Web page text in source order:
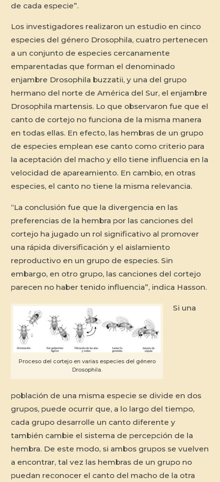
de cada especie”.
Los investigadores realizaron un estudio en cinco
especies del género Drosophila, cuatro pertenecen
a un conjunto de especies cercanamente
emparentadas que forman el denominado
enjambre Drosophila buzzatii, y una del grupo
hermano del norte de América del Sur, el enjambre
Drosophila martensis. Lo que observaron fue que el
canto de cortejo no funciona de la misma manera
en todas ellas. En efecto, las hembras de un grupo
de especies emplean ese canto como criterio para
la aceptación del macho y ello tiene influencia en la
velocidad de apareamiento. En cambio, en otras
especies, el canto no tiene la misma relevancia.
“La conclusión fue que la divergencia en las
preferencias de la hembra por las canciones del
cortejo ha jugado un rol significativo al promover
una rápida diversificación y el aislamiento
reproductivo en un grupo de especies. Sin
embargo, en otro grupo, las canciones del cortejo
parecen no haber tenido influencia”, indica Hasson.
Proceso del cortejo en varias especies del género
Drosophila.
Si una
población de una misma especie se divide en dos
grupos, puede ocurrir que, a lo largo del tiempo,
cada grupo desarrolle un canto diferente y
también cambie el sistema de percepción de la
hembra. De este modo, si ambos grupos se vuelven
a encontrar, tal vez las hembras de un grupo no
puedan reconocer el canto del macho de la otra